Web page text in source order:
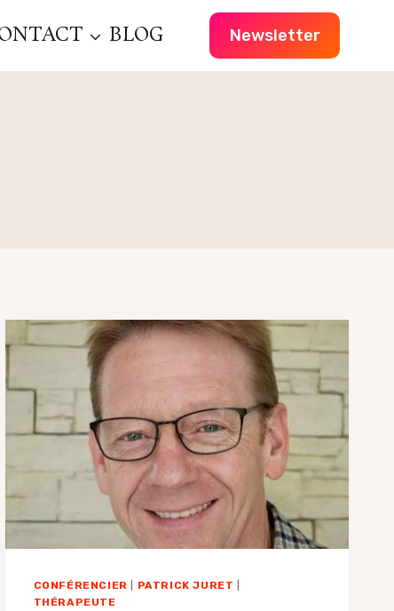
BLOG Newsletter
CONFÉRENCIER PATRICK JURET
THÉRAPEUTE